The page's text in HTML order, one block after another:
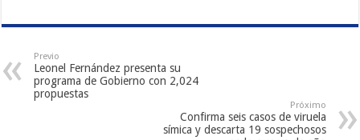
Previo
Leonel Fernández presenta su
programa de Gobierno con 2,024
propuestas
Próximo
Confirma seis casos de viruela
símica y descarta 19 sospechosos